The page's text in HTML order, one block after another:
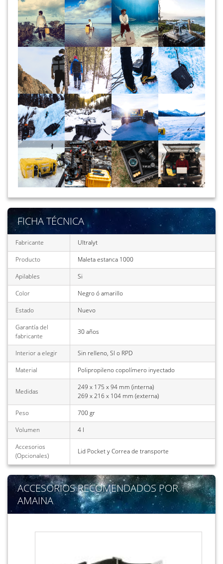
FICHA TÉCNICA
Fabricante
Ultralyt
Producto
Maleta estanca 1000
Apilables
Si
Color
Negro ó amarillo
Estado
Nuevo
Garantía del
fabricante
30 años
Interior a elegir
Sin relleno, SI o RPD
Material
Polipropileno copolímero inyectado
Medidas
249 x 175 x 94 mm (interna)
269 x 216 x 104 mm (externa)
Peso
700 gr
Volumen
4 l
Accesorios
(Opcionales)
Lid Pocket y Correa de transporte
ACCESORIOS RECOMENDADOS POR
AMAINA